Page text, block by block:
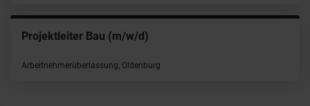
Projektleiter Bau (m/w/d)
Arbeitnehmerüberlassung, Oldenburg